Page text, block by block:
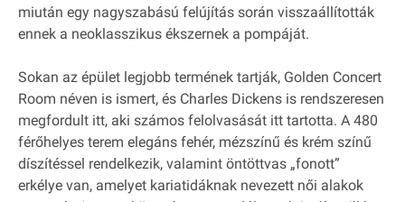
miután egy nagyszabású felújítás során visszaállították
ennek a neoklasszikus ékszernek a pompáját.
Sokan az épület legjobb termének tartják, Golden Concert
Room néven is ismert, és Charles Dickens is rendszeresen
megfordult itt, aki számos felolvasását itt tartotta. A 480
férőhelyes terem elegáns fehér, mézszínű és krém színű
díszítéssel rendelkezik, valamint öntöttvas „fonott”
erkélye van, amelyet kariatidáknak nevezett női alakok